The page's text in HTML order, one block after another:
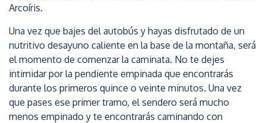
Arcoíris.
Una vez que bajes del autobús y hayas disfrutado de un
nutritivo desayuno caliente en la base de la montaña, será
el momento de comenzar la caminata. No te dejes
intimidar por la pendiente empinada que encontrarás
durante los primeros quince o veinte minutos. Una vez
que pases ese primer tramo, el sendero será mucho
menos empinado y te encontrarás caminando con